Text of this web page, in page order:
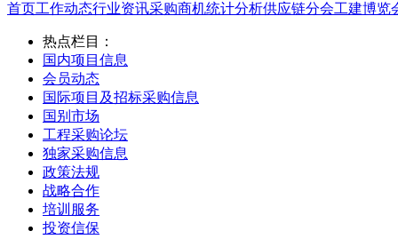
首页工作动态行业资讯采购商机统计分析供应链分会工建博览
热点栏目：
国内项目信息
会员动态
国际项目及招标采购信息
国别市场
工程采购论坛
独家采购信息
政策法规
战略合作
培训服务
投资信保